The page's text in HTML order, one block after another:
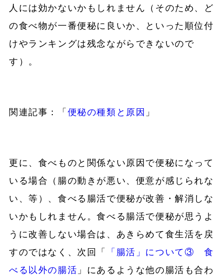
人には効かないかもしれません（そのため、ど
の食べ物が一番便秘に良いか、といった順位付
けやランキングは残念ながらできないので
す）。
関連記事：「 便秘の種類と原因 」
更に、食べものと関係ない原因で便秘になって
いる場合（腸の動きが悪い、便意が感じられな
い、等）、食べる腸活で便秘が改善・解消しな
いかもしれません。食べる腸活で便秘が思うよ
うに改善しない場合は、あきらめて食生活を戻
すのではなく、次回「
「腸活」について③ 食
べる以外の腸活 」にあるような他の腸活も合わ